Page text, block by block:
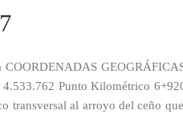
COORDENADAS
Punto Kilométrico
transversal al arroyo del ceño